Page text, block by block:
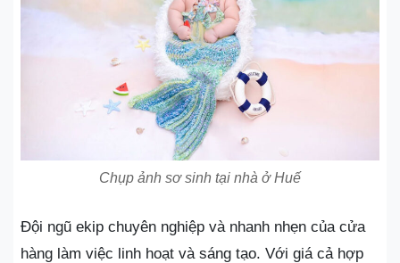
Chụp ảnh sơ sinh tại nhà ở Huế
Đội ngũ ekip chuyên nghiệp và nhanh nhẹn của cửa
hàng làm việc linh hoạt và sáng tạo. Với giá cả hợp